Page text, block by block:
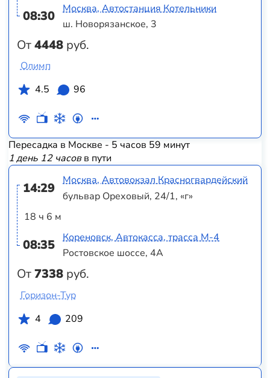
08:30
От4448 руб.
Москва, Автостанция Котельники
ш. Новорязанское, 3
Олимп
4.5
96
Пересадка в Москве - 5 часов 59 минут
1 день 12 часовв пути
14:29
18 ч 6 м
08:35
От7338 руб.
Москва, Автовокзал Красногвардейский
бульвар Ореховый, 24/1, «г»
Кореновск, Автокасса, трасса М-4
Ростовское шоссе, 4А
Горизон-Тур
4
209